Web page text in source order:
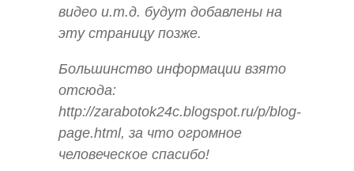
видео и.т.д. будут добавлены на
эту страницу позже.
Большинство информации взято
отсюда:
http://zarabotok24c.blogspot.ru/p/blog-
page.html, за что огромное
человеческое спасибо!